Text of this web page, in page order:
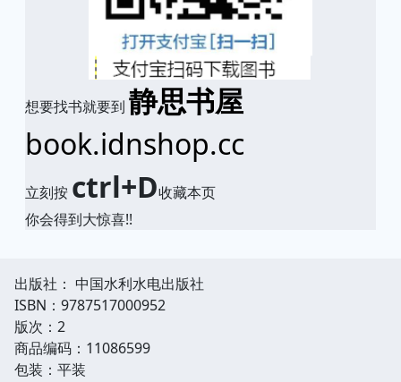
想要找书就要到 静思书屋
book.idnshop.cc
立刻按 ctrl+D收藏本页
你会得到大惊喜!!
出版社： 中国水利水电出版社
ISBN：9787517000952
版次：2
商品编码：11086599
包装：平装